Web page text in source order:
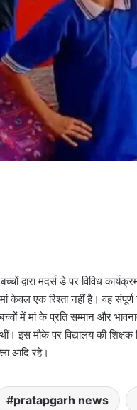
द्वारा मदर्स डे पर विविध
एक रिश्ता नहीं है। वह संपूर्ण
में मां के प्रति सम्मान और
इस मौके पर विद्यालय की
आदि रहे।
pratapgarh news